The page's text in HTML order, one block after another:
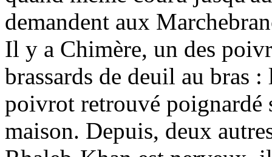
demandent aux
Il y a Chimère, un des
brassards de deuil au bras
poivrot retrouvé poignardé
maison. Depuis, deux